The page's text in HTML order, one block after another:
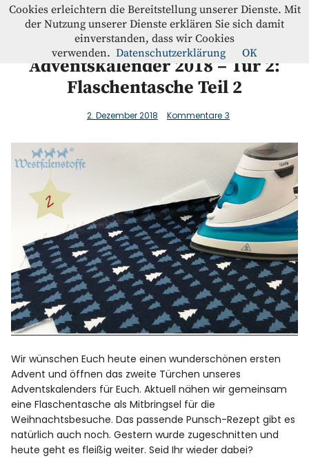
Westfalenstoffe-Blog
InstagramFacebook
Adventskalender 2018 – Tür 2:
Flaschentasche Teil 2
2. Dezember 2018 Kommentare 3
Wir wünschen Euch heute einen wunderschönen ersten
Advent und öffnen das zweite Türchen unseres
Adventskalenders für Euch. Aktuell nähen wir gemeinsam
eine Flaschentasche als Mitbringsel für die
Weihnachtsbesuche. Das passende Punsch-Rezept gibt es
natürlich auch noch. Gestern wurde zugeschnitten und
heute geht es fleißig weiter. Seid Ihr wieder dabei?
Cookies erleichtern die Bereitstellung unserer Dienste. Mit
der Nutzung unserer Dienste erklären Sie sich damit
einverstanden, dass wir Cookies
verwenden. Datenschutzerklärung OK